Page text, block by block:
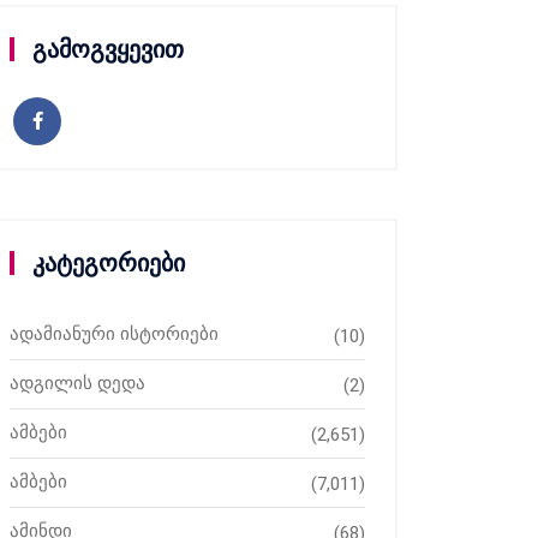
გამოგვყევით
კატეგორიები
ადამიანური ისტორიები (10)
ადგილის დედა (2)
ამბები (2,651)
ამბები (7,011)
ამინდი (68)